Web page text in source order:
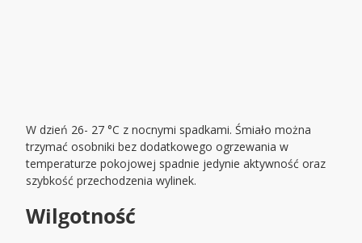
W dzień 26- 27 °C z nocnymi spadkami. Śmiało można
trzymać osobniki bez dodatkowego ogrzewania w
temperaturze pokojowej spadnie jedynie aktywność oraz
szybkość przechodzenia wylinek.
Wilgotność